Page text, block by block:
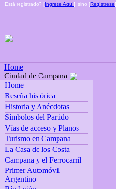
Está registrado? [Ingrese Aquí], sino [Regístrese]
Home
Ciudad de Campana
Home
Reseña histórica
Historia y Anécdotas
Símbolos del Partido
Vías de acceso y Planos
Turismo en Campana
La Casa de los Costa
Campana y el Ferrocarril
Primer Automóvil
Argentino